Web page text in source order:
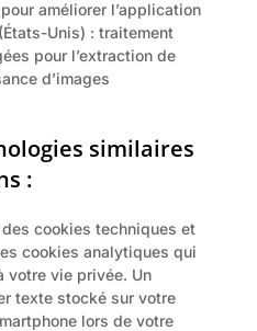
améliorer l’application
Unis) : traitement
pour l’extraction de
d’images
similaires
:
cookies techniques et
cookies analytiques qui
votre vie privée. Un
texte stocké sur votre
lors de votre